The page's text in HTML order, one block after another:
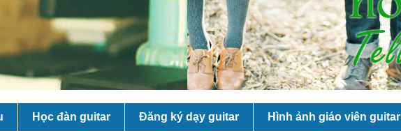
Học đàn guitar Đăng ký dạy guitar Hình ảnh giáo viên guitar